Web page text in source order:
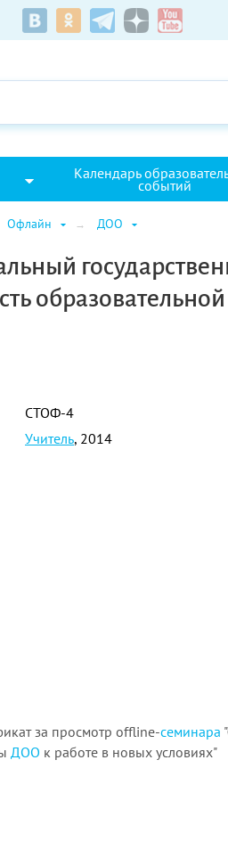
Календарь
событий
Офлайн ДОО
СТОФ-4
Учитель, 2014
за просмотр offline-семинара
ДОО к работе в новых условиях"